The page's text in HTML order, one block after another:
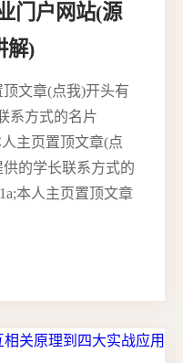
门户网站(源
解)
文章(点我)开头有
系方式的名片
主页置顶文章(点
的学长联系方式的
本人主页置顶文章